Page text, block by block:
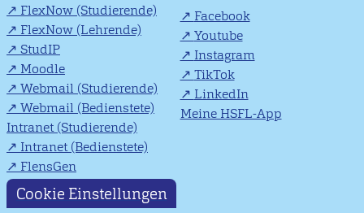
FlexNow (Studierende)
FlexNow (Lehrende)
StudIP
Moodle
Webmail (Studierende)
Webmail (Bedienstete)
Intranet (Studierende)
Intranet (Bedienstete)
FlensGen
Facebook
Youtube
Instagram
TikTok
LinkedIn
Meine HSFL-App
Cookie Einstellungen